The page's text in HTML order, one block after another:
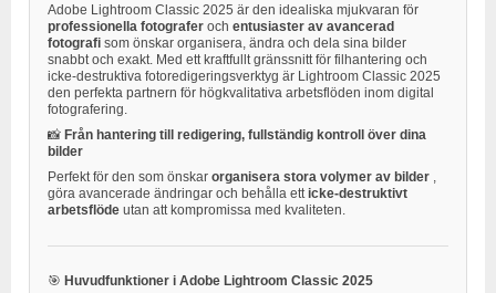
Adobe Lightroom Classic 2025 är den idealiska mjukvaran för
professionella fotografer och entusiaster av avancerad
fotografi som önskar organisera, ändra och dela sina bilder
snabbt och exakt. Med ett kraftfullt gränssnitt för filhantering och
icke-destruktiva fotoredigeringsverktyg är Lightroom Classic 2025
den perfekta partnern för högkvalitativa arbetsflöden inom digital
fotografering.
📸 Från hantering till redigering, fullständig kontroll över dina
bilder
Perfekt för den som önskar organisera stora volymer av bilder
göra avancerade ändringar och behålla ett icke-destruktivt
arbetsflöde utan att kompromissa med kvaliteten.
🎯 Huvudfunktioner i Adobe Lightroom Classic 2025